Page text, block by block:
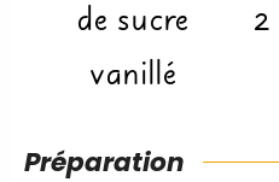
de sucre
vanillé
2
Préparation